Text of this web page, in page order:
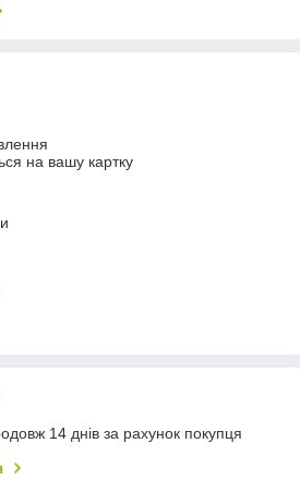
на вашу картку
14 днів за рахунок покупця